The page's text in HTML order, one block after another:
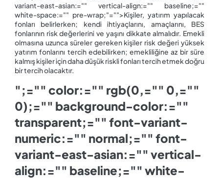
variant-east-asian:="" vertical-align:="" baseline;=""
white-space:="" pre-wrap;"="">Kişiler, yatırım yapılacak
fonları belirlerken; kendi ihtiyaçlarını, amaçlarını, BES
fonlarının risk değerlerini ve yaşını dikkate almalıdır. Emekli
olmasına uzunca süreler gereken kişiler risk değeri yüksek
yatırım fonlarını tercih edebilirken; emekliliğine az bir süre
kalmış kişiler için daha düşük riskli fonları tercih etmek doğru
bir tercih olacaktır.
";="" color:="" rgb(0,="" 0,=""
0);="" background-color:=""
transparent;="" font-variant-
numeric:="" normal;="" font-
variant-east-asian:="" vertical-
align:="" baseline;="" white-